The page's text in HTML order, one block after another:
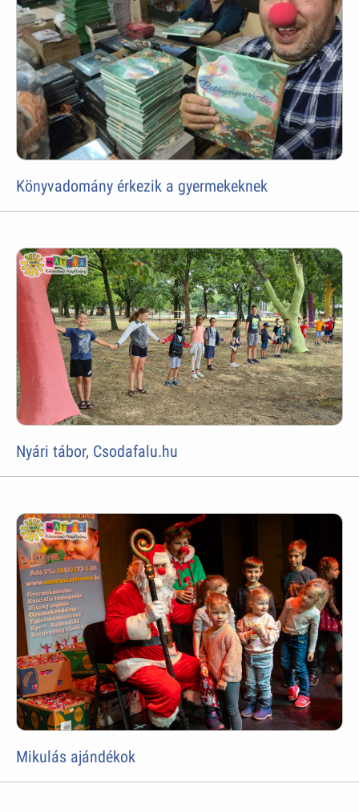
Könyvadomány érkezik a gyermekeknek
Nyári tábor, Csodafalu.hu
Mikulás ajándékok